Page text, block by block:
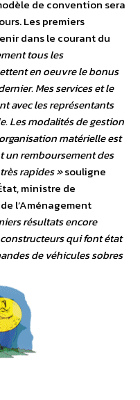
de convention sera
Les premiers
dans le courant du
tous les
en oeuvre le bonus
Mes services et le
avec les représentants
Les modalités de gestion
matérielle est
un remboursement des
rapides »souligne
ministre de
l’Aménagement
résultats encore
qui font état
de véhicules sobres